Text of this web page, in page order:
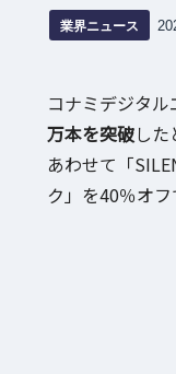
業界ニュース
コナミデジタ
万本を突破した
あわせて「
ク」を40％オ